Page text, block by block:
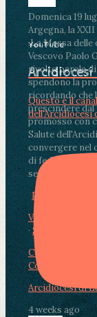
Domenica 19
Argegna, la
.La Messa delle
Vescovo Paolo
rivolto parole
spendono la
ricordando che
prescindere
promosso con
Salute
convergere nel
di fedeli,
segnate dalla
Photo
View on
· Share
Condividi su
Condividi su
Arcidiocesi di
4 weeks ago
YouTube
Arcidiocesi
Questo è il
dell'Arcidiocesi